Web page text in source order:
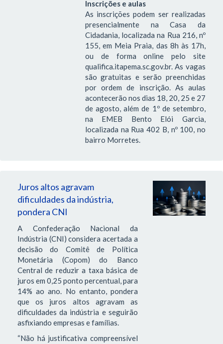
Inscrições e aulas
As inscrições podem ser realizadas
presencialmente na Casa da
Cidadania, localizada na Rua 216, nº
155, em Meia Praia, das 8h às 17h,
ou de forma online pelo site
qualifica.itapema.sc.gov.br. As vagas
são gratuitas e serão preenchidas
por ordem de inscrição. As aulas
acontecerão nos dias 18, 20, 25 e 27
de agosto, além de 1º de setembro,
na EMEB Bento Elói Garcia,
localizada na Rua 402 B, nº 100, no
bairro Morretes.
Juros altos agravam
dificuldades da indústria,
pondera CNI
A Confederação Nacional da
Indústria (CNI) considera acertada a
decisão do Comitê de Política
Monetária (Copom) do Banco
Central de reduzir a taxa básica de
juros em 0,25 ponto percentual, para
14% ao ano. No entanto, pondera
que os juros altos agravam as
dificuldades da indústria e seguirão
asfixiando empresas e famílias.
“Não há justificativa compreensível